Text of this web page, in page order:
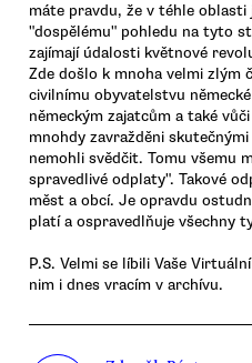
máte pravdu, že v téhle oblasti
"dospělému" pohledu na tyto
zajímají údalosti květnové
Zde došlo k mnoha velmi zlým
civilnímu obyvatelstvu
německým zajatcům a také
mnohdy zavražděni
nemohli svědčit. Tomu všemu
spravedlivé odplaty". Takové
měst a obcí. Je opravdu
platí a ospravedlňuje všechny
P.S. Velmi se líbili Vaše
nim i dnes vracím v archívu.